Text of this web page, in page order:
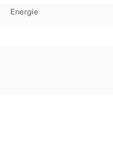
Energie